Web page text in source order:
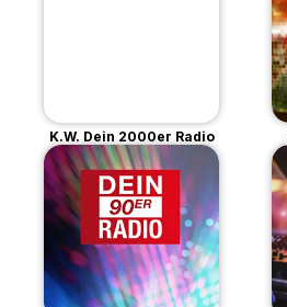
K.W. Dein 2000er Radio